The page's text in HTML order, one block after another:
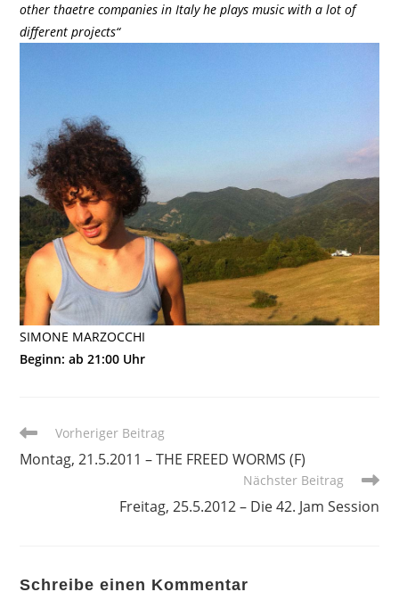
other thaetre companies in Italy he plays music with a lot of
different projects“
SIMONE MARZOCCHI
Beginn: ab 21:00 Uhr
Weitere
ansehen
Vorheriger Beitrag
Montag, 21.5.2011 – THE FREED WORMS (F)
Nächster Beitrag
Freitag, 25.5.2012 – Die 42. Jam Session
Schreibe einen Kommentar